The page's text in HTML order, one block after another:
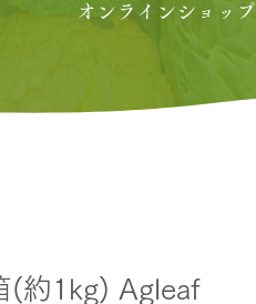
オンラインショップ
(約1kg) Agleaf